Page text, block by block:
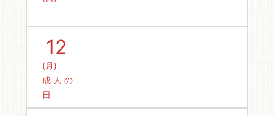
12
(月)
成人の
日